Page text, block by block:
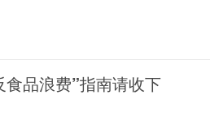
品浪费”指南请收下